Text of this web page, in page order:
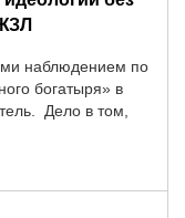
наблюдением по
богатыря» в
Дело в том,